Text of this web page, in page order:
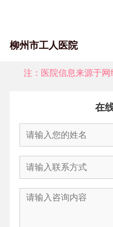
柳州市工人医院
注：医院信息来源于
在